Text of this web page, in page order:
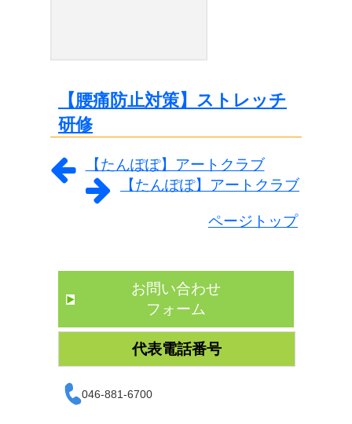
【腰痛防止対策】ストレッチ
研修
【たんぽぽ】アートクラブ
【たんぽぽ】アートクラブ
ページトップ
お問い合わせ
フォーム
代表電話番号
046-881-6700